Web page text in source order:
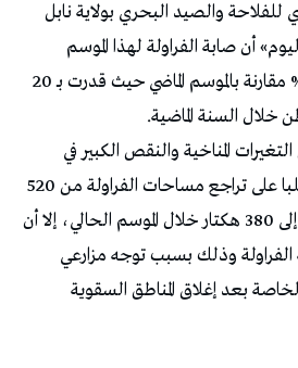
للفلاحة والصيد البحري بولاية نابل
أن صابة الفراولة لهذا الموسم
شهدت تطورا بنسبة 15 % مقارنة بالموسم الماضي حيث قدرت بـ 20
المناخية والنقص الكبير في
الأمطار والذي انعكس سلبا على تراجع مساحات الفراولة من 520
هكتار خلال الموسم الماضي إلى 380 هكتار خلال الموسم الحالي، إلا أن
وذلك بسبب توجه مزارعي
الخاصة بعد إغلاق المناطق السقوية